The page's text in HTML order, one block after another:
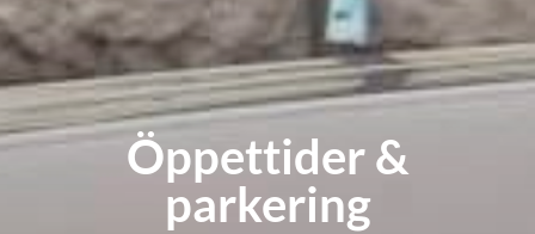
Öppettider &
parkering